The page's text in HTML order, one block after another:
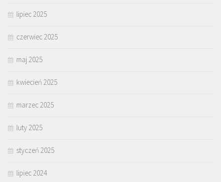
lipiec 2025
czerwiec 2025
maj 2025
kwiecień 2025
marzec 2025
luty 2025
styczeń 2025
lipiec 2024